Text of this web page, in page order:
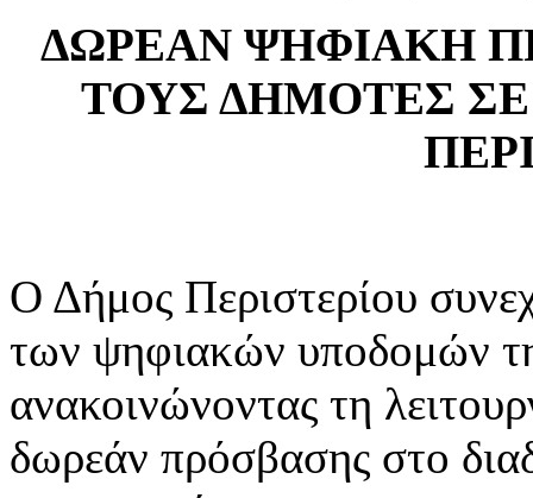
ΔΩΡΕΑΝ ΨΗΦΙΑΚΗ
ΤΟΥΣ ΔΗΜΟΤΕΣ
Ο Δήμος Περιστερίου
των ψηφιακών υποδομών
ανακοινώνοντας τη
δωρεάν πρόσβασης στο